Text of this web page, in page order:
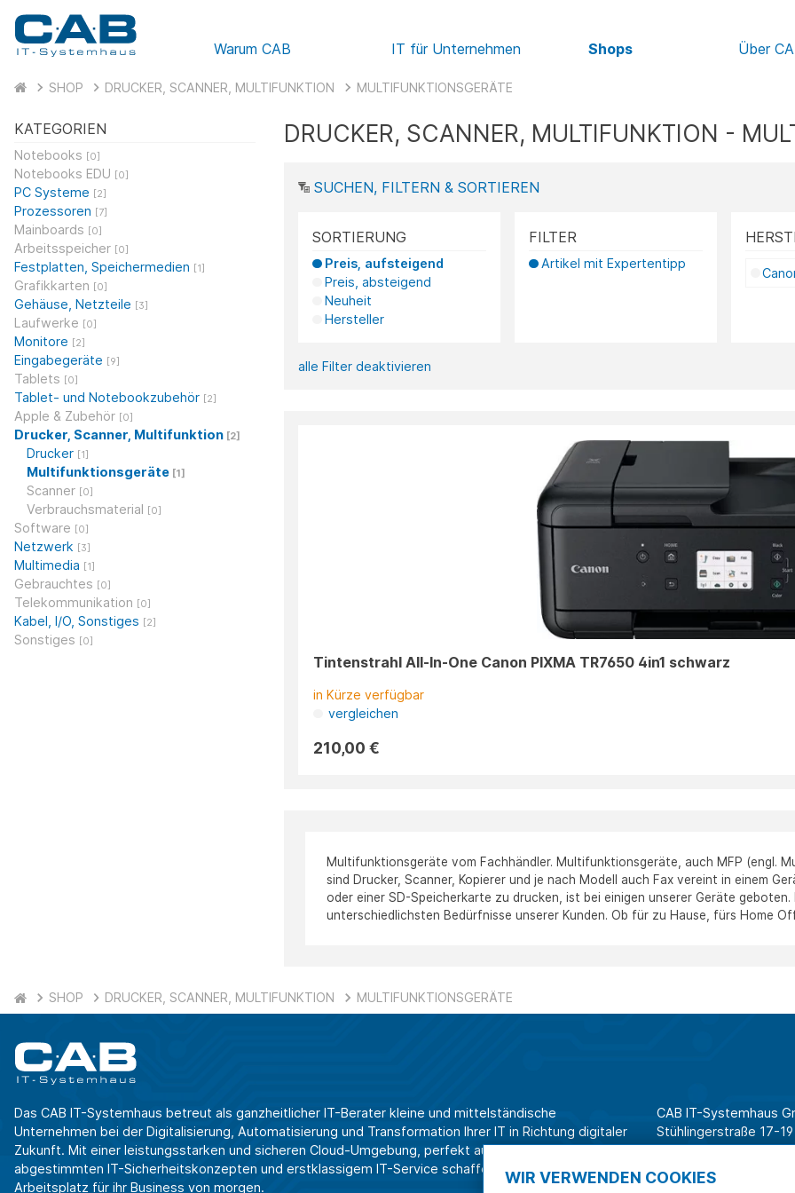
Warum CAB IT für Unternehmen Shops Über
SHOP DRUCKER, SCANNER, MULTIFUNKTION MULTIFUNKTIONSGERÄTE
KATEGORIEN
Notebooks [0]
Notebooks EDU [0]
PC Systeme [2]
Prozessoren [7]
Mainboards [0]
Arbeitsspeicher [0]
Festplatten, Speichermedien [1]
Grafikkarten [0]
Gehäuse, Netzteile [3]
Laufwerke [0]
Monitore [2]
Eingabegeräte [9]
Tablets [0]
Tablet- und Notebookzubehör [2]
Apple & Zubehör [0]
Drucker, Scanner, Multifunktion [2]
Drucker [1]
Multifunktionsgeräte [1]
Scanner [0]
Verbrauchsmaterial [0]
Software [0]
Netzwerk [3]
Multimedia [1]
Gebrauchtes [0]
Telekommunikation [0]
Kabel, I/O, Sonstiges [2]
Sonstiges [0]
DRUCKER, SCANNER, MULTIFUNKTION -
SUCHEN, FILTERN & SORTIEREN
SORTIERUNG
Preis, aufsteigend
Preis, absteigend
Neuheit
Hersteller
FILTER
Artikel mit Expertentipp
alle Filter deaktivieren
Tintenstrahl All-In-One Canon PIXMA TR7650 4in1 schwarz
in Kürze verfügbar
vergleichen
210,00 €
Multifunktionsgeräte vom Fachhändler. Multifunktionsgeräte, auch MFP (engl.
sind Drucker, Scanner, Kopierer und je nach Modell auch Fax vereint in einem
oder einer SD-Speicherkarte zu drucken, ist bei einigen unserer Geräte
unterschiedlichsten Bedürfnisse unserer Kunden. Ob für zu Hause, fürs Home
SHOP DRUCKER, SCANNER, MULTIFUNKTION MULTIFUNKTIONSGERÄTE
Das CAB IT-Systemhaus betreut als ganzheitlicher IT-Berater kleine und mittelständische
Unternehmen bei der Digitalisierung, Automatisierung und Transformation Ihrer IT in Richtung digitaler
Zukunft. Mit einer leistungsstarken und sicheren Cloud-Umgebung, perfekt aufeinander
abgestimmten IT-Sicherheitskonzepten und erstklassigem IT-Service schaffen wir Effizienz am
Arbeitsplatz für ihr Business von morgen.
CAB IT-Systemhaus
Stühlingerstraße 17-19
79106 Freiburg
Tel. Shop für
WIR VERWENDEN COOKIES